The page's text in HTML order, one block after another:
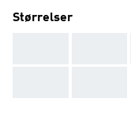
Størrelser